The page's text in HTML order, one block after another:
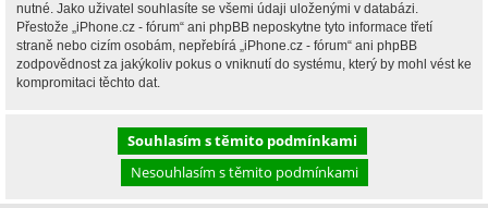
nutné. Jako uživatel souhlasíte se všemi údaji uloženými v databázi.
Přestože „iPhone.cz - fórum“ ani phpBB neposkytne tyto informace třetí
straně nebo cizím osobám, nepřebírá „iPhone.cz - fórum“ ani phpBB
zodpovědnost za jakýkoliv pokus o vniknutí do systému, který by mohl vést ke
kompromitaci těchto dat.